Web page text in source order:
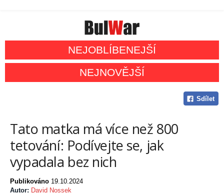
NEJOBLÍBENEJŠÍ
NEJNOVĚJŠÍ
Sdílet
Tato matka má více než 800
tetování: Podívejte se, jak
vypadala bez nich
Publikováno 19.10.2024
Autor: David Nossek